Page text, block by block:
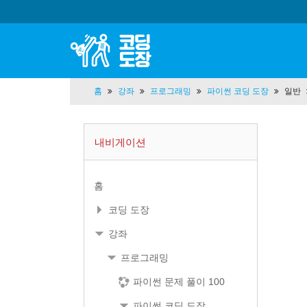
홈 강좌 프로그래밍 파이썬 코딩 도장 일반
내비게이션
홈
코딩 도장
강좌
프로그래밍
파이썬 문제 풀이 100